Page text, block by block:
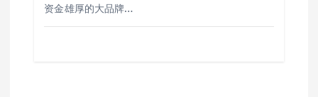
资金雄厚的大品牌…